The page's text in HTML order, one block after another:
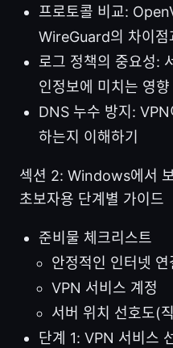
프로토콜 비교:
WireGuard의 차이점
로그 정책의 중요성:
인정보에 미치는 영향
DNS 누수 방지: VPN
하는지 이해하기
섹션 2: Windows에서
초보자용 단계별 가이드
준비물 체크리스트
안정적인 인터넷 연
VPN 서비스 계정
서버 위치 선호도(
단계 1: VPN 서비스